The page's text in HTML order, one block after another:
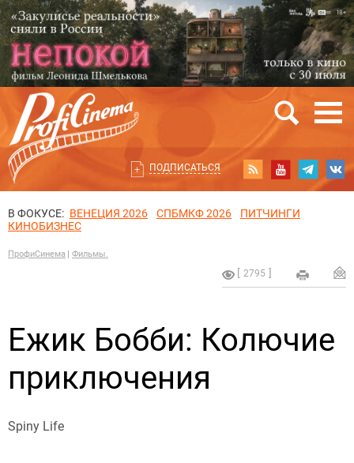
ПОДПИСАТЬСЯ
В ФОКУСЕ: ВЕНЕЦИЯ 2026 СПБМКФ 2026
ПИТЧИНГИ
КИНОБИЗНЕС
ПрофиСинема Фильмы.
2795
Ежик Бобби: Колючие
приключения
Spiny Life